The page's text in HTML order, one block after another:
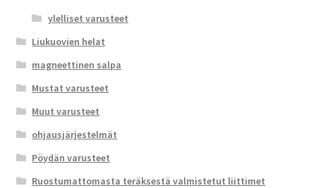
ylelliset varusteet
Liukuovien helat
magneettinen salpa
Mustat varusteet
Muut varusteet
ohjausjärjestelmät
Pöydän varusteet
Ruostumattomasta teräksestä valmistetut liittimet